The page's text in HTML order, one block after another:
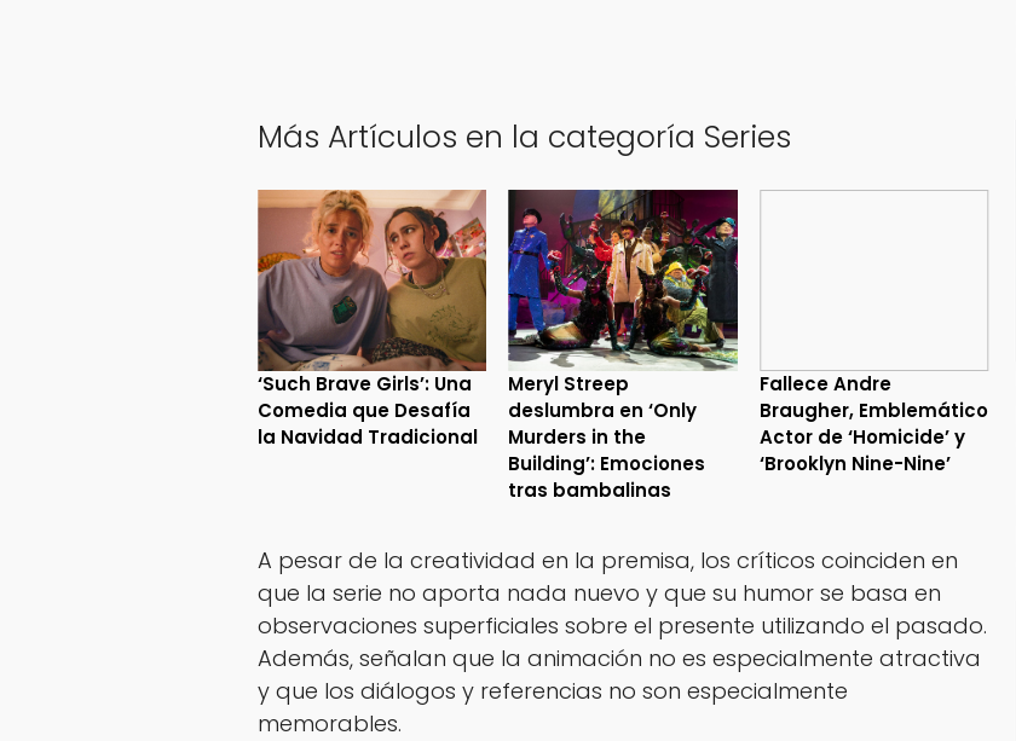
Más Artículos en la categoría Series
‘Such Brave Girls’: Una
Comedia que Desafía
la Navidad Tradicional
Meryl Streep
deslumbra en ‘Only
Murders in the
Building’: Emociones
tras bambalinas
Fallece Andre
Braugher, Emblemático
Actor de ‘Homicide’ y
‘Brooklyn Nine-Nine’
A pesar de la creatividad en la premisa, los críticos coinciden en
que la serie no aporta nada nuevo y que su humor se basa en
observaciones superficiales sobre el presente utilizando el pasado.
Además, señalan que la animación no es especialmente atractiva
y que los diálogos y referencias no son especialmente
memorables.